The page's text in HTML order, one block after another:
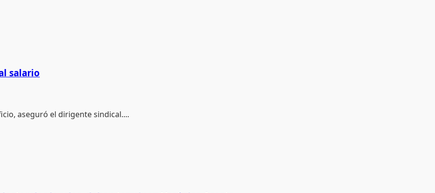
salario
aseguró el dirigente sindical....